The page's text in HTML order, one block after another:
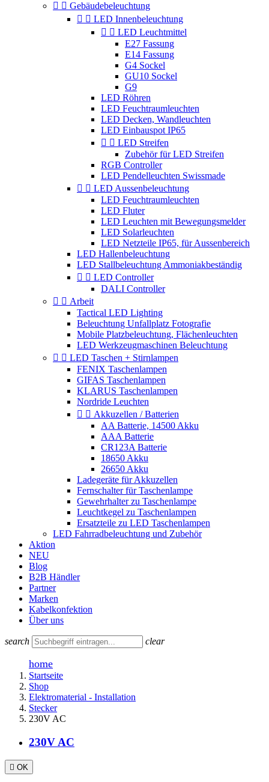
  Gebäudebeleuchtung
  LED Innenbeleuchtung
  LED Leuchtmittel
E27 Fassung
E14 Fassung
G4 Sockel
GU10 Sockel
G9
LED Röhren
LED Feuchtraumleuchten
LED Decken, Wandleuchten
LED Einbauspot IP65
  LED Streifen
Zubehör für LED Streifen
RGB Controller
LED Pendelleuchten Swissmade
  LED Aussenbeleuchtung
LED Feuchtraumleuchten
LED Fluter
LED Leuchten mit Bewegungsmelder
LED Solarleuchten
LED Netzteile IP65, für Aussenbereich
LED Hallenbeleuchtung
LED Stallbeleuchtung Ammoniakbeständig
  LED Controller
DALI Controller
  Arbeit
Tactical LED Lighting
Beleuchtung Unfallplatz Fotografie
Mobile Platzbeleuchtung, Flächenleuchten
LED Werkzeugmaschinen Beleuchtung
  LED Taschen + Stirnlampen
FENIX Taschenlampen
GIFAS Taschenlampen
KLARUS Taschenlampen
Nordride Leuchten
  Akkuzellen / Batterien
AA Batterie, 14500 Akku
AAA Batterie
CR123A Batterie
18650 Akku
26650 Akku
Ladegeräte für Akkuzellen
Fernschalter für Taschenlampe
Gewehrhalter zu Taschenlampe
Leuchtkegel zu Taschenlampen
Ersatzteile zu LED Taschenlampen
LED Fahrradbeleuchtung und Zubehör
Aktion
NEU
Blog
B2B Händler
Partner
Marken
Kabelkonfektion
Über uns
search clear
home
Startseite
Shop
Elektromaterial - Installation
Stecker
230V AC
230V AC
 OK